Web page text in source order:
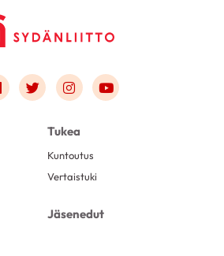
Link to facebook
Link to twitter
Link to instagram
Link to youtube
Tukea
Kuntoutus
Vertaistuki
Jäsenedut